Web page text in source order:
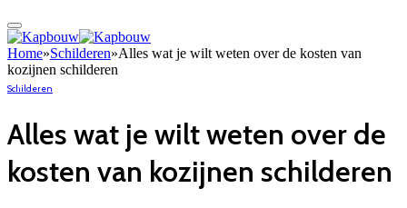
Home»Schilderen»Alles wat je wilt weten over de kosten van
kozijnen schilderen
Schilderen
Alles wat je wilt weten over de
kosten van kozijnen schilderen